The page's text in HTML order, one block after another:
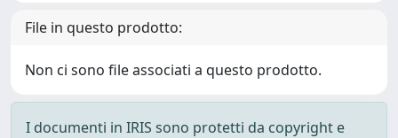
File in questo prodotto:
Non ci sono file associati a questo prodotto.
I documenti in IRIS sono protetti da copyright e